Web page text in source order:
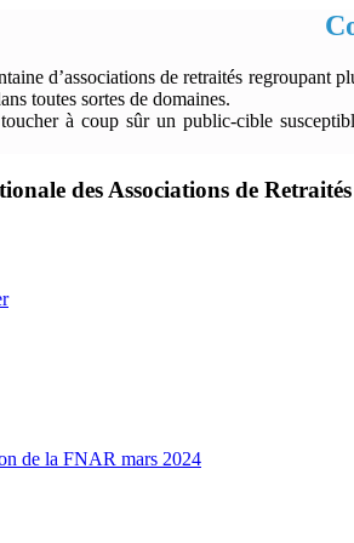
d’associations de retraités regroupant
toutes sortes de domaines.
à coup sûr un public-cible
des Associations de Retraités
de la FNAR mars 2024